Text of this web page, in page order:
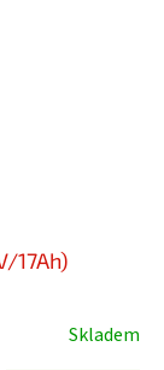
17Ah)
Skladem